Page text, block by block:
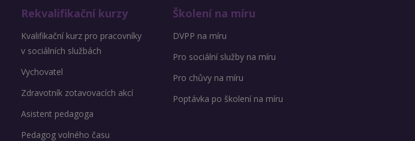
Rekvalifikační kurzy
Kvalifikační kurz pro pracovníky
v sociálních službách
Vychovatel
Zdravotník zotavovacích akcí
Asistent pedagoga
Pedagog volného času
Školení na míru
DVPP na míru
Pro sociální služby na míru
Pro chůvy na míru
Poptávka po školení na míru